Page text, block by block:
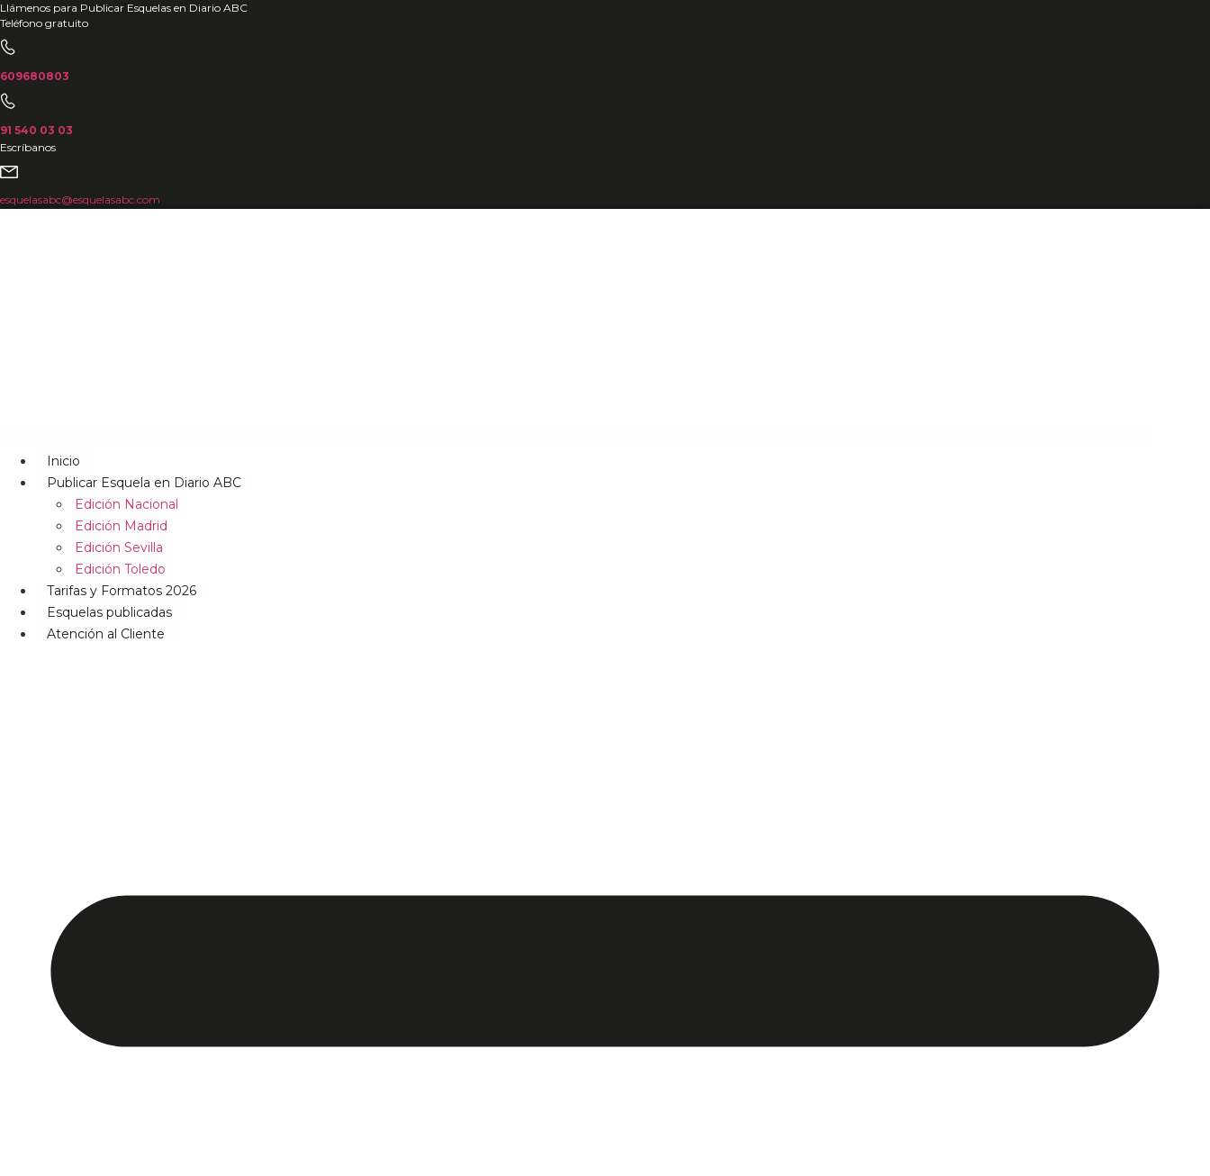
Ir
al
contenido
Llámenos para Publicar Esquelas en Diario ABC
Teléfono gratuito
609680803
91 540 03 03
Escríbanos
esquelasabc@esquelasabc.com
Inicio
Publicar Esquela en Diario ABC
Edición Nacional
Edición Madrid
Edición Sevilla
Edición Toledo
Tarifas y Formatos 2026
Esquelas publicadas
Atención al Cliente